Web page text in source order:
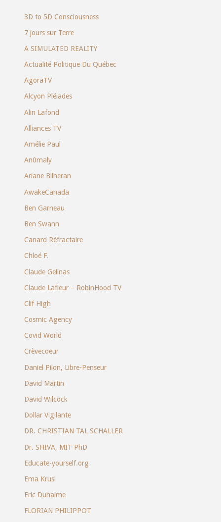
3D to 5D Consciousness
7 jours sur Terre
A SIMULATED REALITY
Actualité Politique Du Québec
AgoraTV
Alcyon Pléiades
Alin Lafond
Alliances TV
Amélie Paul
An0maly
Ariane Bilheran
AwakeCanada
Ben Garneau
Ben Swann
Canard Réfractaire
Chloé F.
Claude Gelinas
Claude Lafleur – RobinHood TV
Clif High
Cosmic Agency
Covid World
Crèvecoeur
Daniel Pilon, Libre-Penseur
David Martin
David Wilcock
Dollar Vigilante
DR. CHRISTIAN TAL SCHALLER
Dr. SHIVA, MIT PhD
Educate-yourself.org
Ema Krusi
Eric Duhaime
FLORIAN PHILIPPOT